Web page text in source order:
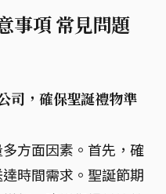
事項 常見問題
司，確保聖誕禮物準
方面因素。首先，確
時間需求。聖誕節期